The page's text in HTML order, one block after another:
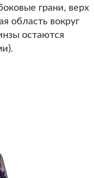
грани, верх
область вокруг
остаются